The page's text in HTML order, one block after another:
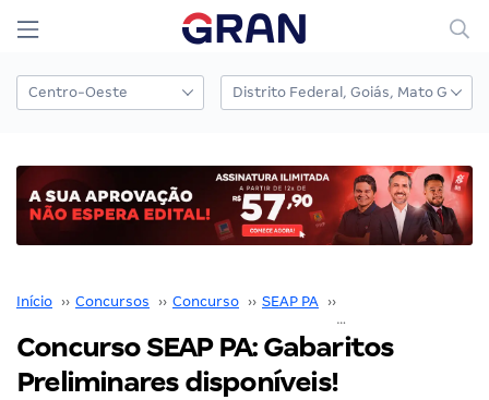
Início ›› Concursos ›› Concurso ›› SEAP PA ››
Concurso SEAP PA: Gabaritos
Preliminares disponíveis!